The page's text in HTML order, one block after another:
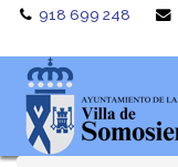
918 699 248